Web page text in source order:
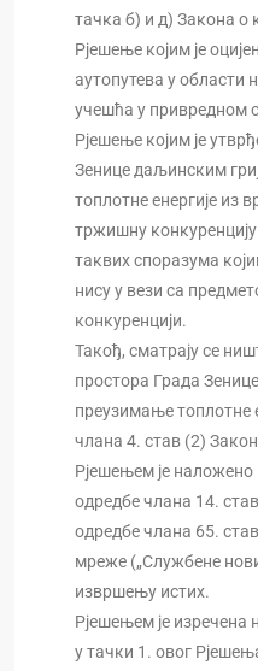
тачка б) и д) Закона о
Рјешење којим је
аутопутева у области
учешћа у привредном
Рјешење којим је
Зенице даљинским
топлотне енергије из
тржишну
таквих споразума
нису у вези са
конкуренцији.
Такођ, сматрају се
простора Града
преузимање топлотне
члана 4. став (2)
Рјешењем је наложено
одредбе члана 14.
одредбе члана 65.
мреже („Службене
извршењу истих.
Рјешењем је изречена
у тачки 1. овог